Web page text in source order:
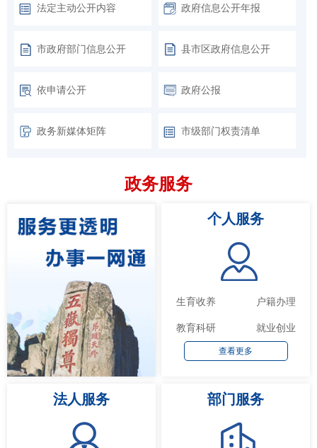
法定主动公开内容 政府信息公开年报
市政府部门信息公开 县市区政府信息公开
依申请公开 政府公报
政务新媒体矩阵 市级部门权责清单
政务服务
个人服务
生育收养
户籍办理
教育科研
就业创业
查看更多
法人服务 部门服务